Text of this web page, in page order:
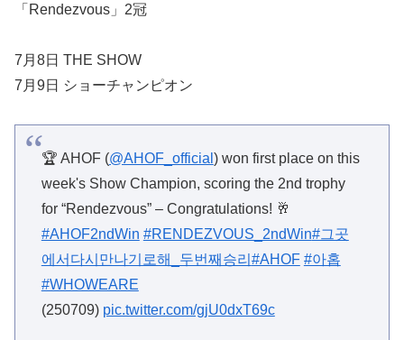
「Rendezvous」2冠
7月8日 THE SHOW
7月9日 ショーチャンピオン
🏆 AHOF (@AHOF_official) won first place on this
week's Show Champion, scoring the 2nd trophy
for “Rendezvous” – Congratulations! 🥂
#AHOF2ndWin #RENDEZVOUS_2ndWin#그곳
에서다시만나기로해_두번째승리#AHOF #아홉
#WHOWEARE
(250709) pic.twitter.com/gjU0dxT69c